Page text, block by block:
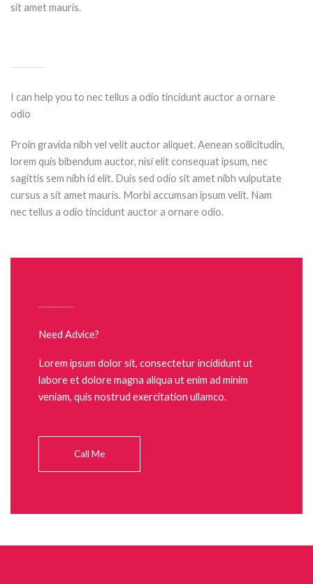
sit amet mauris.
I can help you to nec tellus a odio tincidunt auctor a ornare
odio
Proin gravida nibh vel velit auctor aliquet. Aenean sollicitudin,
lorem quis bibendum auctor, nisi elit consequat ipsum, nec
sagittis sem nibh id elit. Duis sed odio sit amet nibh vulputate
cursus a sit amet mauris. Morbi accumsan ipsum velit. Nam
nec tellus a odio tincidunt auctor a ornare odio.
Need Advice?
Lorem ipsum dolor sit, consectetur incididunt ut
labore et dolore magna aliqua ut enim ad minim
veniam, quis nostrud exercitation ullamco.
Call Me